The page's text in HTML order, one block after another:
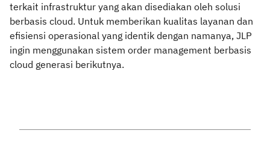
terkait infrastruktur yang akan disediakan oleh solusi
berbasis cloud. Untuk memberikan kualitas layanan dan
efisiensi operasional yang identik dengan namanya, JLP
ingin menggunakan sistem order management berbasis
cloud generasi berikutnya.